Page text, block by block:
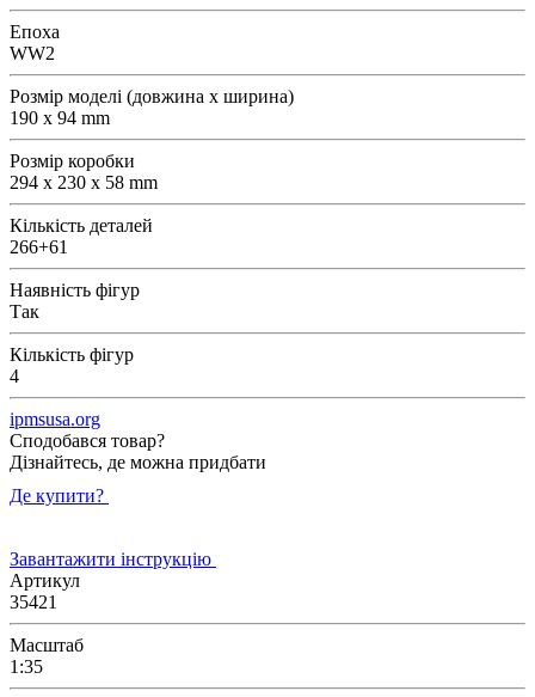
Епоха
WW2
Розмір моделі (довжина х ширина)
190 x 94 mm
Розмір коробки
294 x 230 x 58 mm
Кількість деталей
266+61
Наявність фігур
Так
Кількість фігур
4
ipmsusa.org
Сподобався товар?
Дізнайтесь, де можна придбати
Де купити?
Завантажити інструкцію
Артикул
35421
Масштаб
1:35